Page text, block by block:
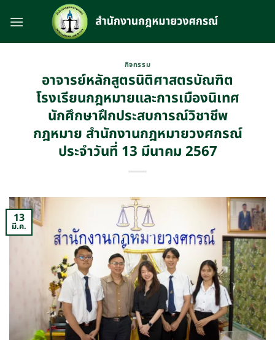
กิจกรรม
อาจารย์หลักสูตรนิติศาสตรบัณฑิต
โรงเรียนกฎหมายและการเมืองนิเทศ
นักศึกษาฝึกประสบการณ์วิชาชีพ
กฎหมาย สำนักงานกฎหมายวงศกรณ์
ประจำวันที่ 13 มีนาคม 2567
13
มี.ค.